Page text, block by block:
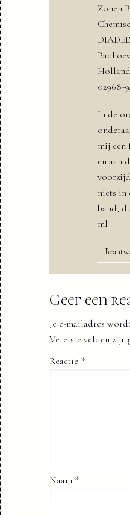
Zonen
02968-
In de
mij een
en aan
niets in
band,
ml
Geef een
Je e-mailadres
Vereiste velden zijn
Reactie *
Naam *